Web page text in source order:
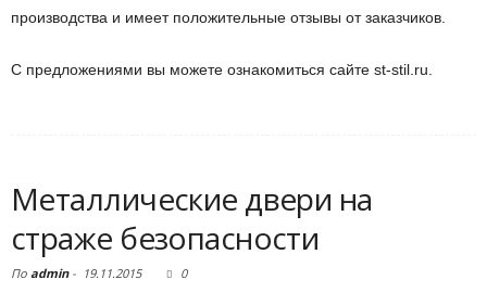
производства и имеет положительные отзывы от заказчиков.
С предложениями вы можете ознакомиться сайте st-stil.ru.
Металлические двери на
страже безопасности
По admin- 19.11.2015 0